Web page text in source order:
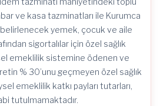
ve kasa tazminatları ile Kurumca
belirlenecek yemek, çocuk ve aile
sigortalılar için özel sağlık
emeklilik sistemine ödenen ve
% 30’unu geçmeyen özel sağlık
emeklilik katkı payları tutarları,
tutulmamaktadır.